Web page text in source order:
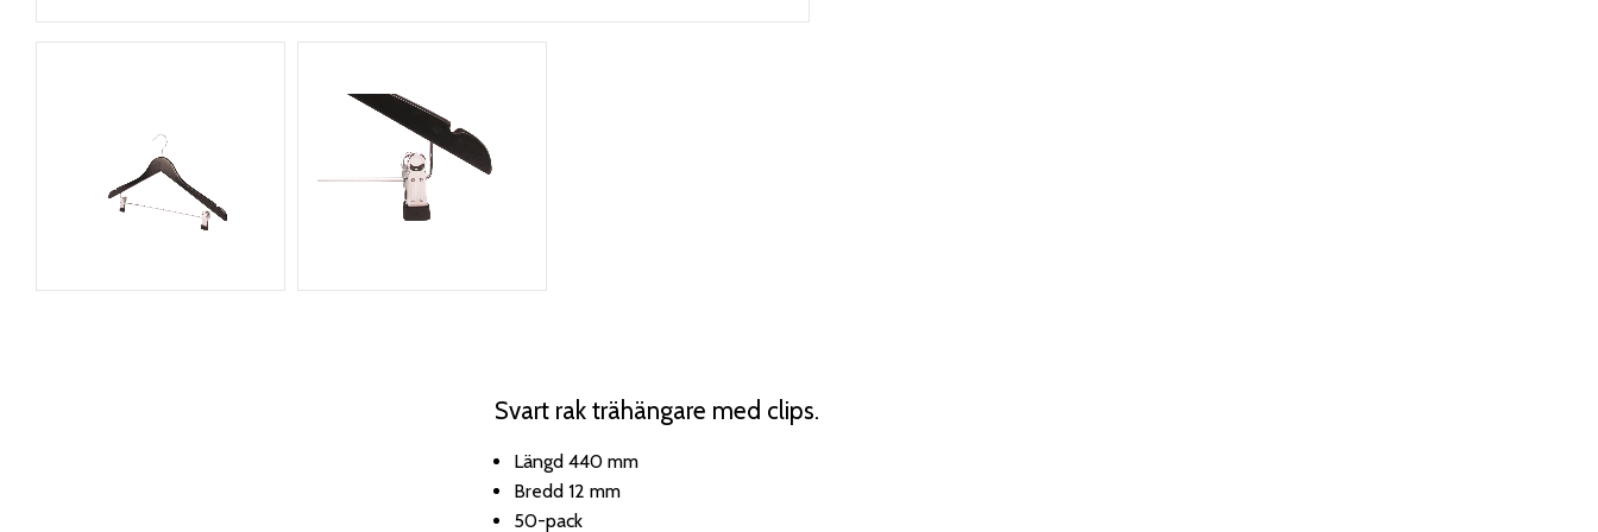
Svart rak trähängare med clips.
Längd 440 mm
Bredd 12 mm
50-pack